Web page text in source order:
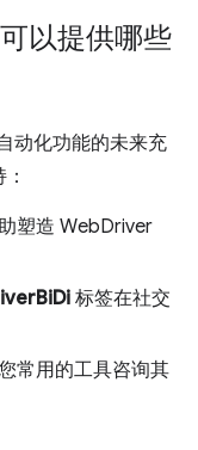
以提供哪些
动化功能的未来充
助塑造 WebDriver
标签在社交
常用的工具咨询其